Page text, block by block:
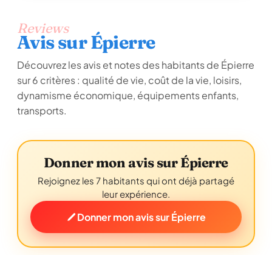
Reviews
Avis sur Épierre
Découvrez les avis et notes des habitants de Épierre
sur 6 critères : qualité de vie, coût de la vie, loisirs,
dynamisme économique, équipements enfants,
transports.
Donner mon avis sur Épierre
Rejoignez les 7 habitants qui ont déjà partagé
leur expérience.
Donner mon avis sur Épierre